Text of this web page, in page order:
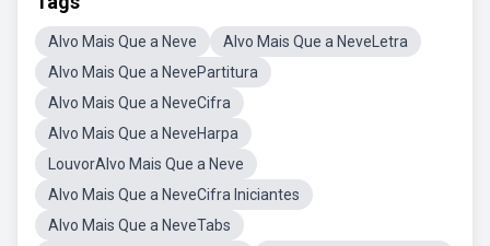
Alvo Mais Que a Neve
Alvo Mais Que a NeveLetra
Alvo Mais Que a NevePartitura
Alvo Mais Que a NeveCifra
Alvo Mais Que a NeveHarpa
LouvorAlvo Mais Que a Neve
Alvo Mais Que a NeveCifra Iniciantes
Alvo Mais Que a NeveTabs